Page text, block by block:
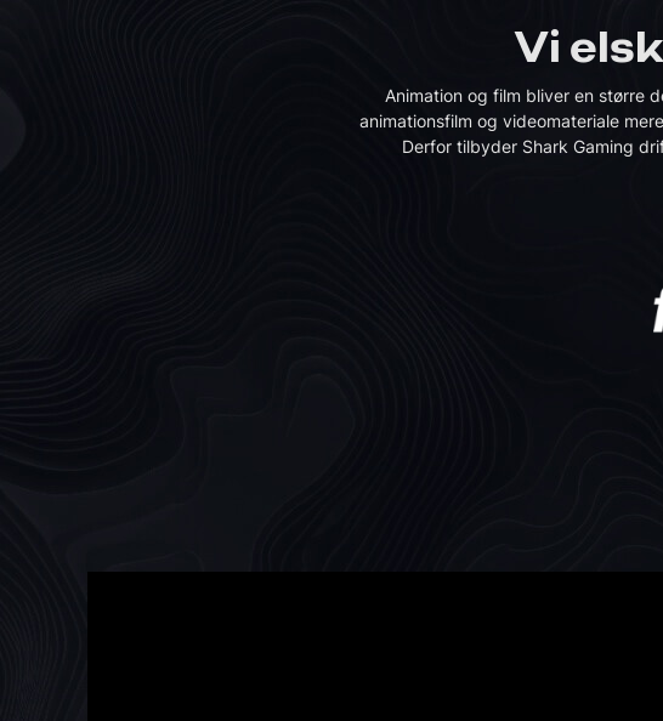
Vi
Animation og film bliver en større
animationsfilm og videomateriale
Derfor tilbyder Shark Gaming